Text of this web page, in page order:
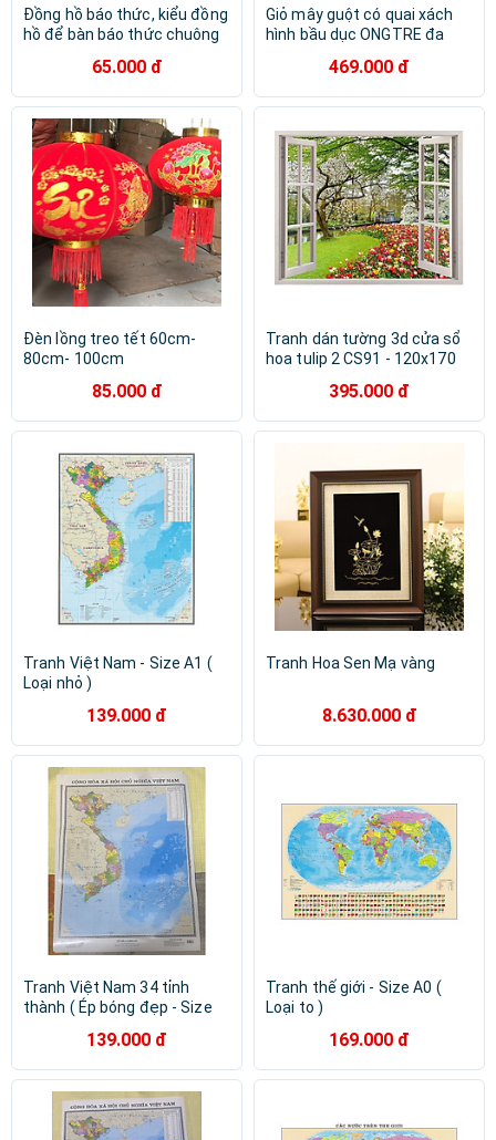
Đồng hồ báo thức, kiểu đồng
hồ để bàn báo thức chuông
phòng ngủ, phòng làm việc
65.000 đ
Giỏ mây guột có quai xách
hình bầu dục ONGTRE đa
decor trang trí469.000 đ
Đèn lồng treo tết 60cm-
80cm- 100cm
85.000 đ
Tranh dán tường 3d cửa sổ
hoa tulip 2 CS91 - 120x170
395.000 đ
Tranh Việt Nam - Size A1 (
Loại nhỏ )
139.000 đ
Tranh Hoa Sen Mạ vàng
8.630.000 đ
Tranh Việt Nam 34 tỉnh
thành ( Ép bóng đẹp - Size
139.000 đ
Tranh thế giới - Size A0 (
Loại to )
169.000 đ